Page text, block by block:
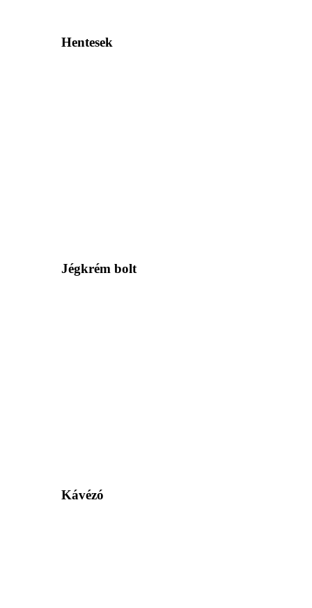
Hentesek
Jégkrém bolt
Kávézó